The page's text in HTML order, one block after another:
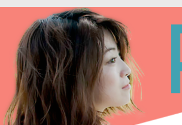
カテゴリーから探す